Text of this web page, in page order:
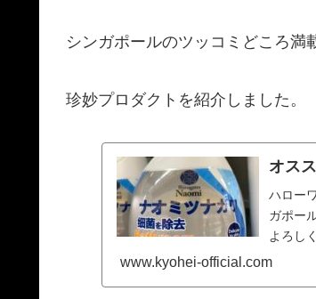
シンガポールのツッコミどころ満
珍妙プロダクトを紹介しました。
オス
ハロー
ガポー
よろし
す！！
www.kyohei-official.com